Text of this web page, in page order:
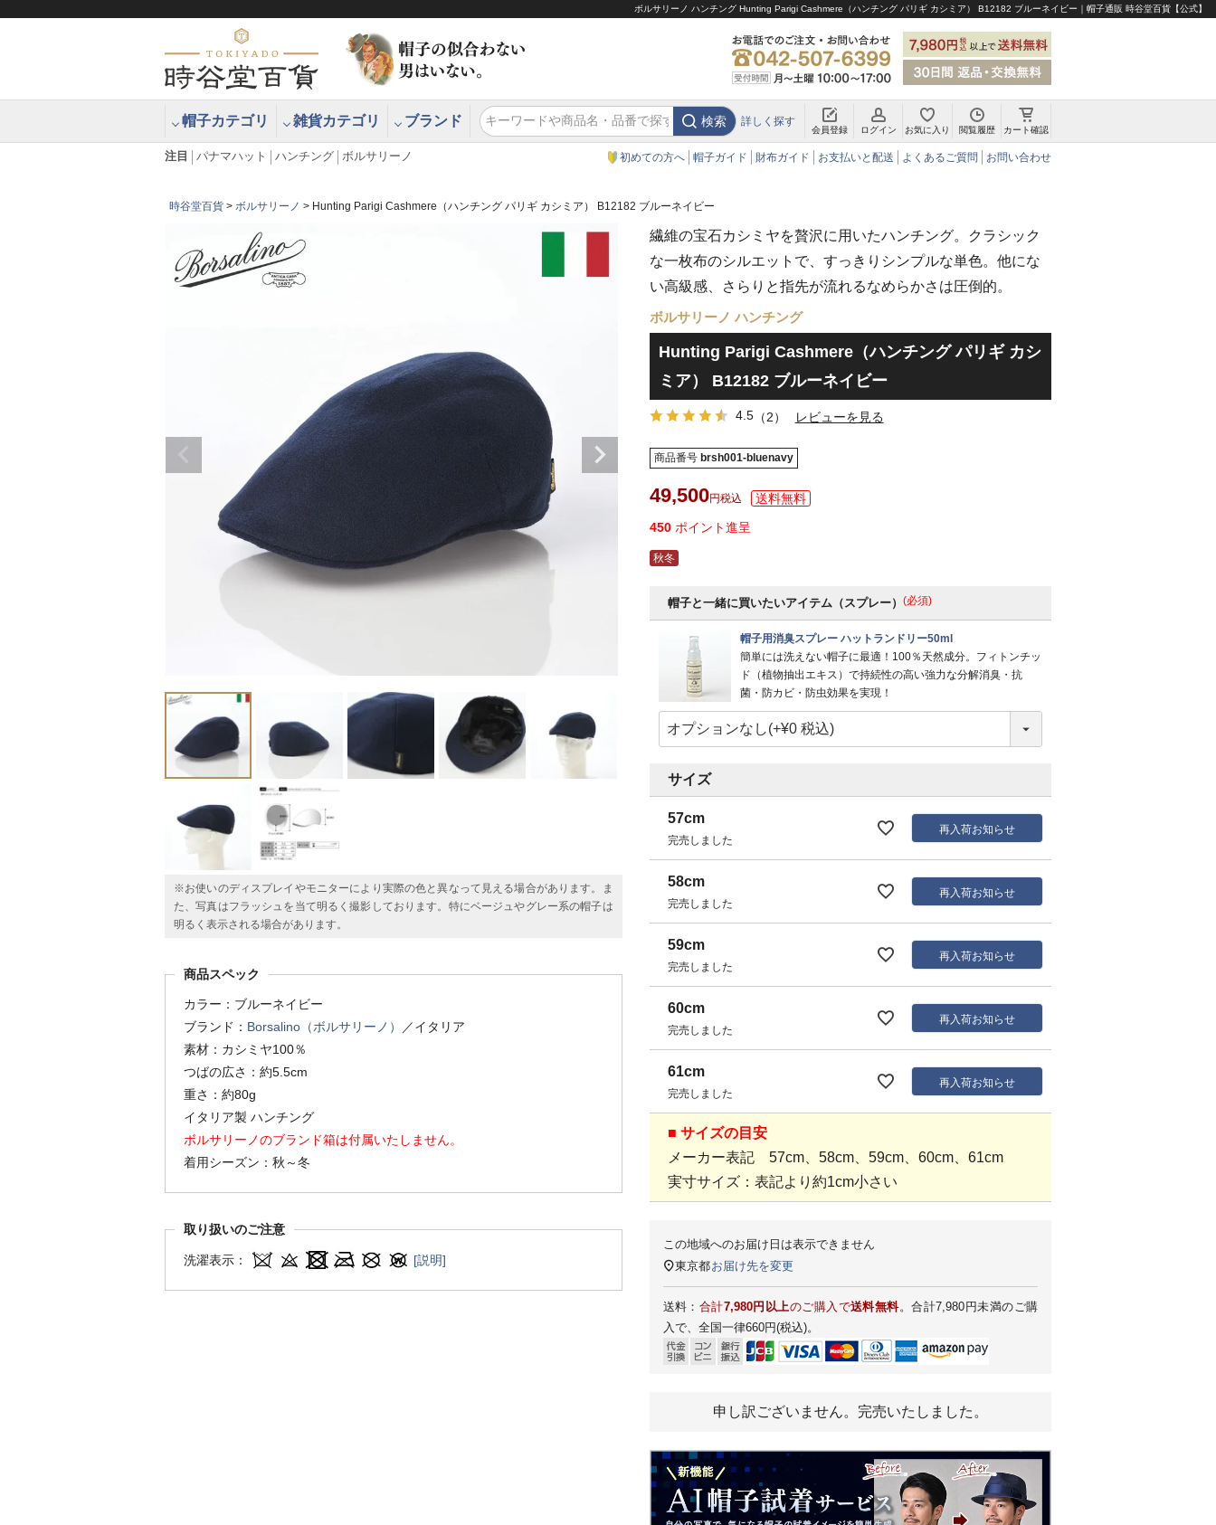
ボルサリーノ ハンチング Hunting Parigi Cashmere（ハンチング パリギ カシミア） B12182 ブルーネイビー｜帽子通販 時谷堂百貨【公式】
帽子カテゴリ 雑貨カテゴリ ブランド 検索 詳しく探す
会員登録 ログイン お気に入り 閲覧履歴 カート確認
注目 パナマハット ハンチング ボルサリーノ 初めての方へ 帽子ガイド 財布ガイド お支払いと配送 よくあるご質問 お問い合わせ
時谷堂百貨 ボルサリーノ Hunting Parigi Cashmere（ハンチング パリギ カシミア） B12182 ブルーネイビー
※お使いのディスプレイやモニターにより実際の色と異なって見える場合があります。ま
た、写真はフラッシュを当て明るく撮影しております。特にベージュやグレー系の帽子は
明るく表示される場合があります。
商品スペック
カラー：ブルーネイビー
ブランド： Borsalino（ボルサリーノ）
／イタリア
素材：カシミヤ100％
つばの広さ：約5.5cm
重さ：約80g
イタリア製 ハンチング
ボルサリーノのブランド箱は付属いたしません。
着用シーズン：秋～冬
取り扱いのご注意
洗濯表示： [説明]
繊維の宝石カシミヤを贅沢に用いたハンチング。クラシック
な一枚布のシルエットで、すっきりシンプルな単色。他にな
い高級感、さらりと指先が流れるなめらかさは圧倒的。
ボルサリーノ ハンチング
Hunting Parigi Cashmere（ハンチング パリギ カシ
ミア） B12182 ブルーネイビー
4.5（2） レビューを見る
商品番号 brsh001-bluenavy
49,500 税込
450 ポイント進呈
秋冬
帽子と一緒に買いたいアイテム（スプレー） (必須)
帽子用消臭スプレー ハットランドリー50ml
簡単には洗えない帽子に最適！100％天然成分。フィトンチッ
ド（植物抽出エキス）で持続性の高い強力な分解消臭・抗
菌・防カビ・防虫効果を実現！
サイズ
57cm
完売しました
再入荷お知らせ
58cm
完売しました
再入荷お知らせ
59cm
完売しました
再入荷お知らせ
60cm
完売しました
再入荷お知らせ
61cm
完売しました
再入荷お知らせ
■ サイズの目安
メーカー表記 57cm、58cm、59cm、60cm、61cm
実寸サイズ：表記より約1cm小さい
この地域へのお届け日は表示できません
東京都お届け先を変更
送料： 合計7,980円以上のご購入で送料無料。合計7,980円未満のご購
入で、全国一律660円(税込)。
申し訳ございません。完売いたしました。